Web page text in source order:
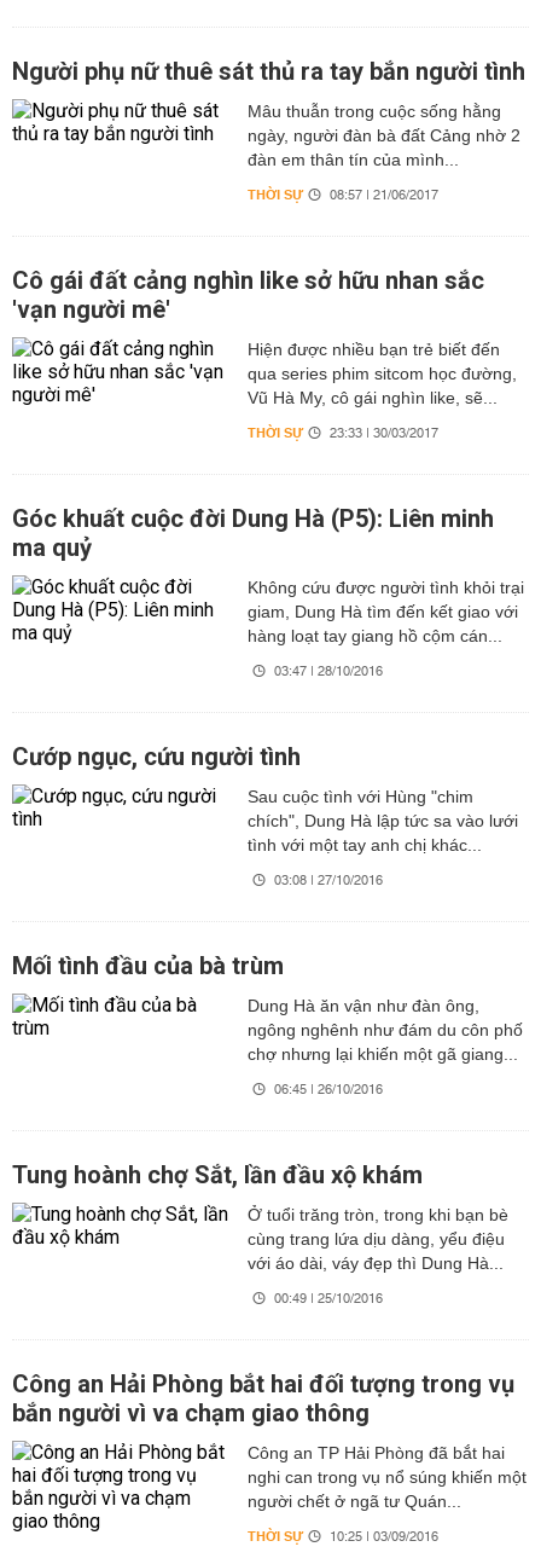
Người phụ nữ thuê sát thủ ra tay bắn người tình
Mâu thuẫn trong cuộc sống hằng
ngày, người đàn bà đất Cảng nhờ 2
đàn em thân tín của mình...
THỜI SỰ 08:57 | 21/06/2017
Cô gái đất cảng nghìn like sở hữu nhan sắc
'vạn người mê'
Hiện được nhiều bạn trẻ biết đến
qua series phim sitcom học đường,
Vũ Hà My, cô gái nghìn like, sẽ...
THỜI SỰ 23:33 | 30/03/2017
Góc khuất cuộc đời Dung Hà (P5): Liên minh
ma quỷ
Không cứu được người tình khỏi trại
giam, Dung Hà tìm đến kết giao với
hàng loạt tay giang hồ cộm cán...
03:47 | 28/10/2016
Cướp ngục, cứu người tình
Sau cuộc tình với Hùng "chim
chích", Dung Hà lập tức sa vào lưới
tình với một tay anh chị khác...
03:08 | 27/10/2016
Mối tình đầu của bà trùm
Dung Hà ăn vận như đàn ông,
ngông nghênh như đám du côn phố
chợ nhưng lại khiến một gã giang...
06:45 | 26/10/2016
Tung hoành chợ Sắt, lần đầu xộ khám
Ở tuổi trăng tròn, trong khi bạn bè
cùng trang lứa dịu dàng, yểu điệu
với áo dài, váy đẹp thì Dung Hà...
00:49 | 25/10/2016
Công an Hải Phòng bắt hai đối tượng trong vụ
bắn người vì va chạm giao thông
Công an TP Hải Phòng đã bắt hai
nghi can trong vụ nổ súng khiến một
người chết ở ngã tư Quán...
THỜI SỰ 10:25 | 03/09/2016